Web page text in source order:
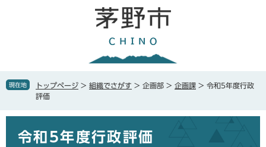
で
ば
本
現在地 トップページ > 組織でさがす > 企画部 > 企画課 > 令和5年度行政
評価
令和5年度行政評価